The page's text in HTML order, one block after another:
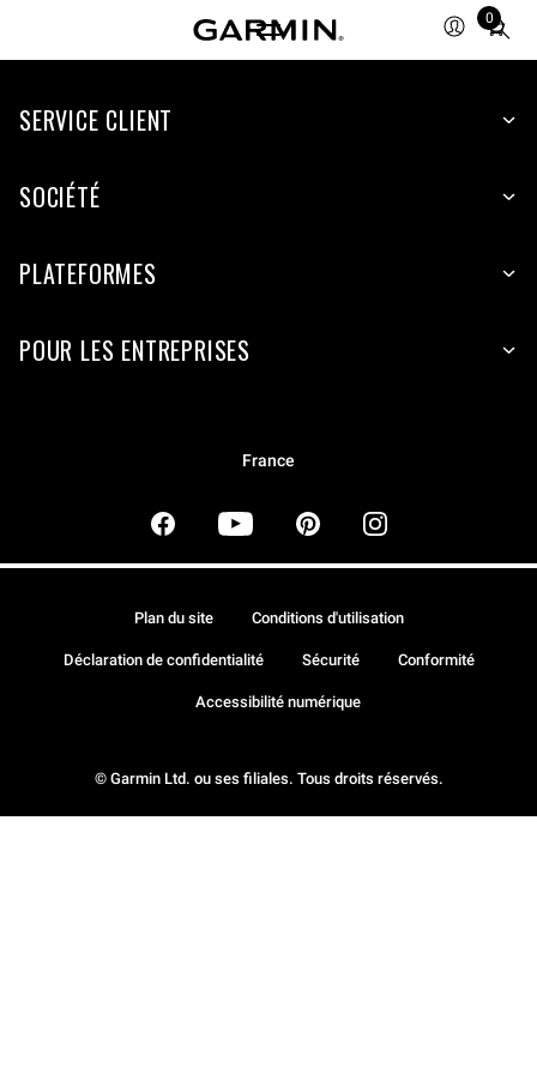
0
Total
items
cart:
SERVICE CLIENT
SOCIÉTÉ
PLATEFORMES
POUR LES ENTREPRISES
France
© Garmin Ltd. ou ses filiales. Tous droits réservés.
Plan du site Conditions d'utilisation
Déclaration de confidentialité Sécurité Conformité
Accessibilité numérique